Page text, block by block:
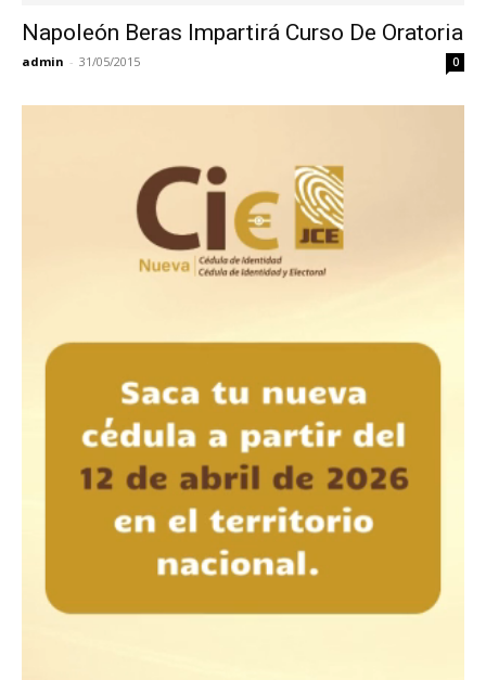
Napoleón Beras Impartirá Curso De Oratoria
admin - 31/05/2015 0